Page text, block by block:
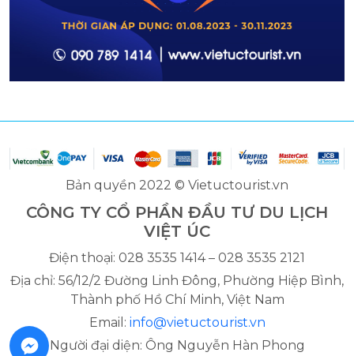
Bản quyền 2022 © Vietuctourist.vn
CÔNG TY CỔ PHẦN ĐẦU TƯ DU LỊCH
VIỆT ÚC
Điện thoại: 028 3535 1414 – 028 3535 2121
Địa chỉ: 56/12/2 Đường Linh Đông, Phường Hiệp Bình,
Thành phố Hồ Chí Minh, Việt Nam
Email: info@vietuctourist.vn
Người đại diện: Ông Nguyễn Hàn Phong